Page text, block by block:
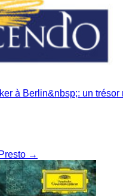
à Berlin&nbsp;: un trésor
→